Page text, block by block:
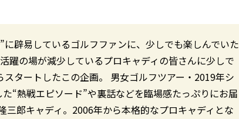
辟易しているゴルフファンに、少しでも楽しんでいた
躍の場が減少しているプロキャディの皆さんに少しで
タートしたこの企画。 男女ゴルフツアー・2019年シ
“熱戦エピソード”や裏話などを臨場感たっぷりにお届
三郎キャディ。2006年から本格的なプロキャディとな